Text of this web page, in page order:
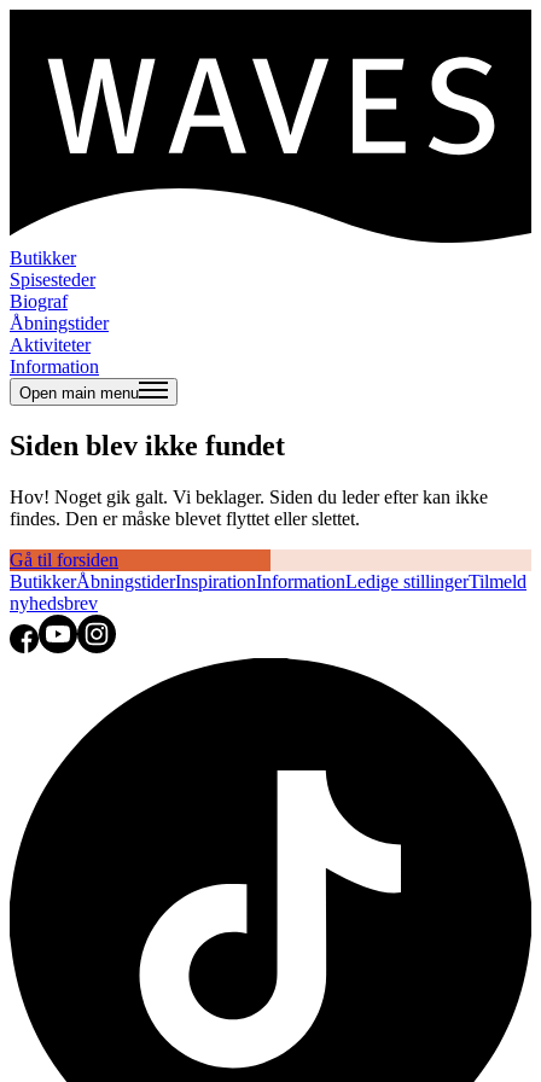
Butikker
Spisesteder
Biograf
Åbningstider
Aktiviteter
Information
Open main menu
Siden blev ikke fundet
Hov! Noget gik galt. Vi beklager. Siden du leder efter kan ikke
findes. Den er måske blevet flyttet eller slettet.
Gå til forsiden
ButikkerÅbningstiderInspirationInformationLedige stillingerTilmeld
nyhedsbrev